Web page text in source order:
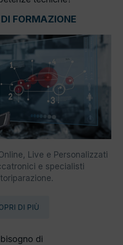
FORMAZIONE
Live e Personalizzati
e specialisti
DI PIÙ
di